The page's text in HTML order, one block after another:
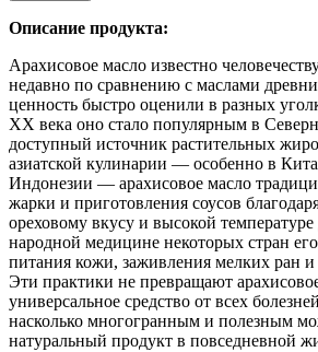
Описание продукта:
Арахисовое масло известно
недавно по сравнению с маслами
ценность быстро оценили в разных
XX века оно стало популярным в
доступный источник растительных
азиатской кулинарии — особенно в
Индонезии — арахисовое масло
жарки и приготовления соусов
ореховому вкусу и высокой
народной медицине некоторых стран
питания кожи, заживления мелких ран и
Эти практики не превращают
универсальное средство от всех
насколько многогранным и полезным
натуральный продукт в повседневной